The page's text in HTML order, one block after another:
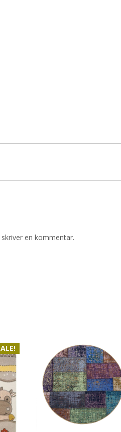
en kommentar.